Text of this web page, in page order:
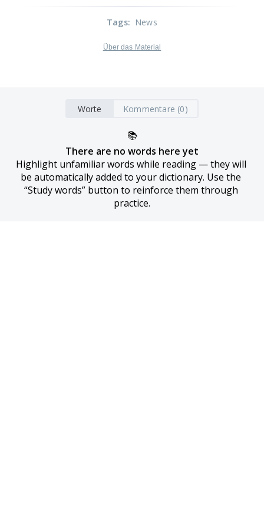
Tags: News
Über das Material
Worte Kommentare (0)
📚
There are no words here yet
Highlight unfamiliar words while reading — they will
be automatically added to your dictionary. Use the
“Study words” button to reinforce them through
practice.